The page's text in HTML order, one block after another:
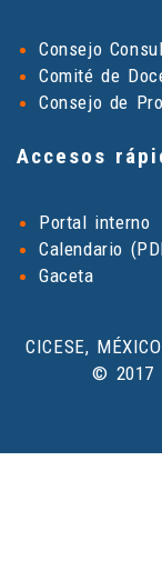
Consejo
Comité de
Consejo de
Accesos
Portal interno
Calendario
Gaceta
CICESE,
© 2017